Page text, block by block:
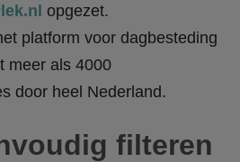
opgezet.
platform voor dagbesteding
meer als 4000
door heel Nederland.
filteren